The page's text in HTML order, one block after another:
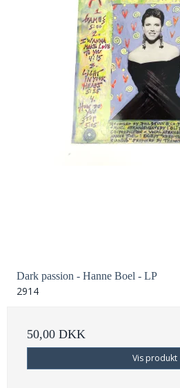
Dark passion - Hanne Boel - LP
2914
50,00 DKK
Vis produkt